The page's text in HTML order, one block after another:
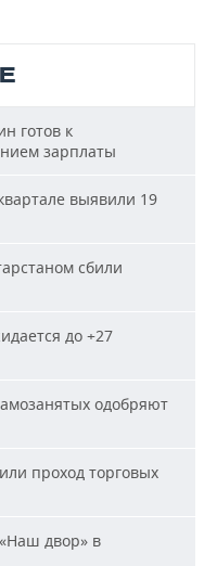
готов к
зарплаты
выявили 19
сбили
до +27
одобряют
проход торговых
двор» в